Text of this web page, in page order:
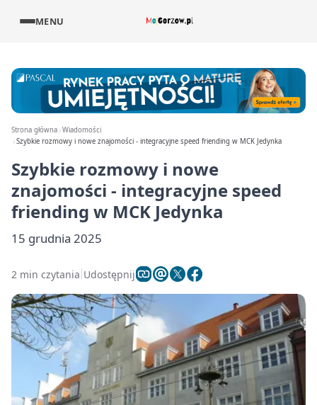
MENU
Strona główna Wiadomości
Szybkie rozmowy i nowe znajomości - integracyjne speed friending w MCK Jedynka
Szybkie rozmowy i nowe
znajomości - integracyjne speed
friending w MCK Jedynka
15 grudnia 2025
2 min czytania Udostępnij